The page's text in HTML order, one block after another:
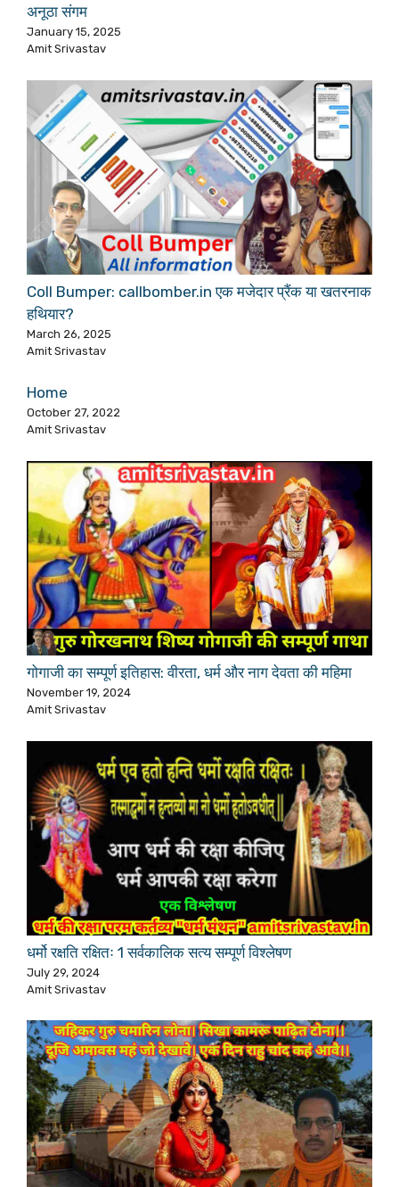
अनूठा संगम
January 15, 2025
Amit Srivastav
Coll Bumper: callbomber.in एक मजेदार प्रैंक या खतरनाक
हथियार?
March 26, 2025
Amit Srivastav
Home
October 27, 2022
Amit Srivastav
गोगाजी का सम्पूर्ण इतिहास: वीरता, धर्म और नाग देवता की महिमा
November 19, 2024
Amit Srivastav
धर्मो रक्षति रक्षितः 1 सर्वकालिक सत्य सम्पूर्ण विश्लेषण
July 29, 2024
Amit Srivastav